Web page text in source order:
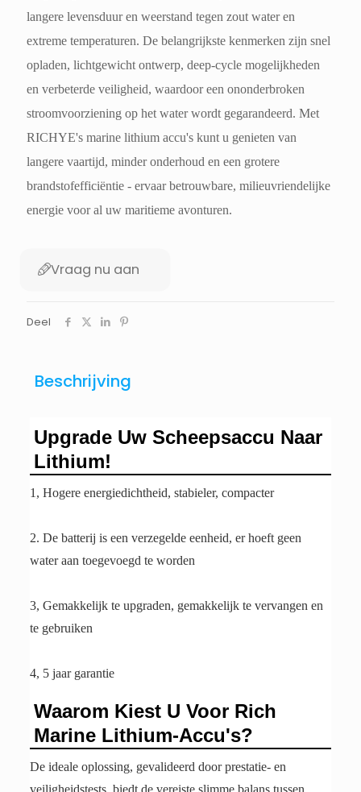
langere levensduur en weerstand tegen zout water en
extreme temperaturen. De belangrijkste kenmerken zijn snel
opladen, lichtgewicht ontwerp, deep-cycle mogelijkheden
en verbeterde veiligheid, waardoor een ononderbroken
stroomvoorziening op het water wordt gegarandeerd. Met
RICHYE's marine lithium accu's kunt u genieten van
langere vaartijd, minder onderhoud en een grotere
brandstofefficiëntie - ervaar betrouwbare, milieuvriendelijke
energie voor al uw maritieme avonturen.
Vraag nu aan
Deel
Beschrijving
Upgrade Uw Scheepsaccu Naar
Lithium!
1, Hogere energiedichtheid, stabieler, compacter
2. De batterij is een verzegelde eenheid, er hoeft geen
water aan toegevoegd te worden
3, Gemakkelijk te upgraden, gemakkelijk te vervangen en
te gebruiken
4, 5 jaar garantie
Waarom Kiest U Voor Rich
Marine Lithium-Accu's?
De ideale oplossing, gevalideerd door prestatie- en
veiligheidstests, biedt de vereiste slimme balans tussen